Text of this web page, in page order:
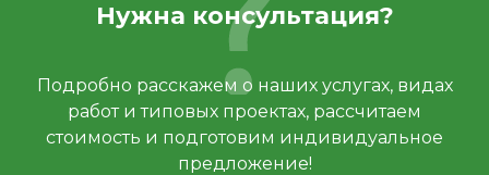
Нужна консультация?
Подробно расскажем о наших услугах, видах
работ и типовых проектах, рассчитаем
стоимость и подготовим индивидуальное
предложение!